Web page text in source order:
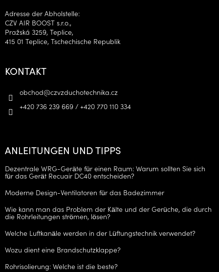
Adresse der Abholstelle:
CZV AIR BOOST s.r.o.,
Pražská 3259, Teplice,
415 01 Teplice, Tschechische Republik
KONTAKT
obchod@czvzduchotechnika.cz
+420 736 239 669 / +420 770 110 334
ANLEITUNGEN UND TIPPS
Dezentrale WRG-Geräte für einen Raum: Warum sollten Sie sich
für das Gerät Recuair DC40 entscheiden?
Moderne Design-Ventilatoren für das Badezimmer
Wie kann man das Problem der Kälte und der Gerüche, die durch
die Rohrleitungen strömen, lösen?
Welche Luftkanäle werden in der Lüftungstechnik verwendet?
Wozu dient eine Brandschutzklappe?
Rohrisolierung: Welche ist die beste?